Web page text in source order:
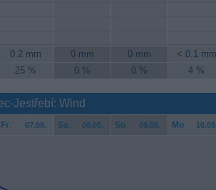
0.2 mm 0 mm 0 mm
< 0.1 mm
25 % 0 % 0 % 4 %
Jestřebí: Wind
Fr. 07.08. Sa. 08.08. So. 09.08. Mo.